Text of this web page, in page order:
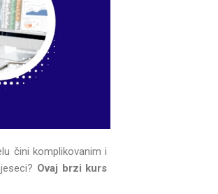
čini komplikovanim i
Ovaj brzi kurs